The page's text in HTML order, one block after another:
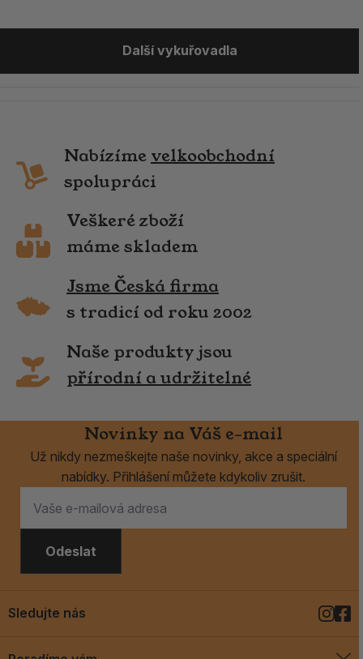
Další vykuřovadla
Nabízíme velkoobchodní
spolupráci
Veškeré zboží
máme skladem
Jsme Česká firma
s tradicí od roku 2002
Naše produkty jsou
přírodní a udržitelné
Novinky na Váš e-mail
Už nikdy nezmeškejte naše novinky, akce a speciální
nabídky. Přihlášení můžete kdykoliv zrušit.
Odeslat
Sledujte nás